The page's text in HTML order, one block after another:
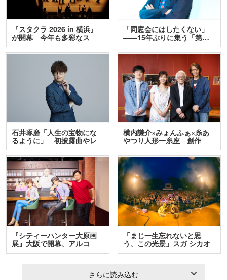
『スタクラ 2026 in 横浜』
が開幕 今年も多彩なス
テ…
「同窓会にはしたくない」
――15年ぶりに集う「第…
石井琢磨「人生の宝物にな
るように」 初披露曲やレ
ア…
横内謙介×みょんふぁ×糸あ
やつり人形一糸座 創作
人…
『シティーハンター大原画
展』大阪で開幕、アルコ
＆…
「まじ一生忘れないと思
う、この光景」スガ シカオ
と…
さらに読み込む